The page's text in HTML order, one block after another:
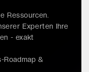
Ressourcen.
Experten Ihre
- exakt
&